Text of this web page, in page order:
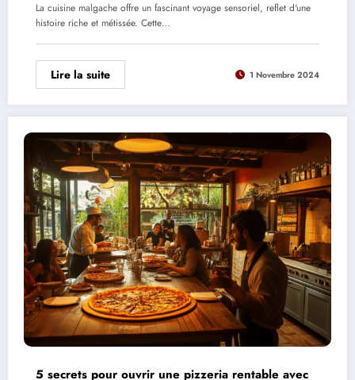
La cuisine malgache offre un fascinant voyage sensoriel, reflet d'une
histoire riche et métissée. Cette…
Lire la suite 1 Novembre 2024
5 secrets pour ouvrir une pizzeria rentable avec